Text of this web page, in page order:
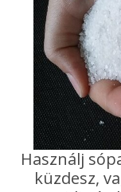
Használj sópakolást: Ha problémás bőrrel
küzdesz,